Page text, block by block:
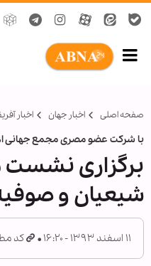
صفحه اصلی اخبار جهان اخبار
با شرکت عضو مصری مجمع جهانی
برگزاری نشست
شیعیان و
۱۱ اسفند ۱۳۹۳ - ۱۶:۲۰ کد